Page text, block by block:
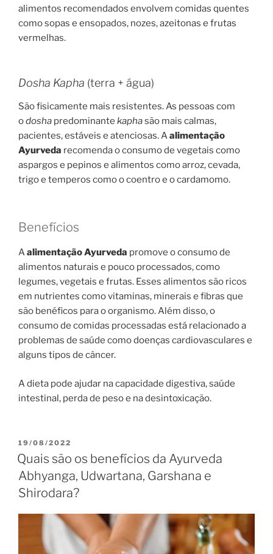
alimentos recomendados envolvem comidas quentes
como sopas e ensopados, nozes, azeitonas e frutas
vermelhas.
Dosha Kapha (terra + água)
São fisicamente mais resistentes. As pessoas com
odosha predominante kaphasão mais calmas,
pacientes, estáveis e atenciosas. Aalimentação
Ayurveda recomenda o consumo de vegetais como
aspargos e pepinos e alimentos como arroz, cevada,
trigo e temperos como o coentro e o cardamomo.
Benefícios
Aalimentação Ayurveda promove o consumo de
alimentos naturais e pouco processados, como
legumes, vegetais e frutas. Esses alimentos são ricos
em nutrientes como vitaminas, minerais e fibras que
são benéficos para o organismo. Além disso, o
consumo de comidas processadas está relacionado a
problemas de saúde como doenças cardiovasculares e
alguns tipos de câncer.
A dieta pode ajudar na capacidade digestiva, saúde
intestinal, perda de peso e na desintoxicação.
19/08/2022
Quais são os benefícios da Ayurveda
Abhyanga, Udwartana, Garshana e
Shirodara?